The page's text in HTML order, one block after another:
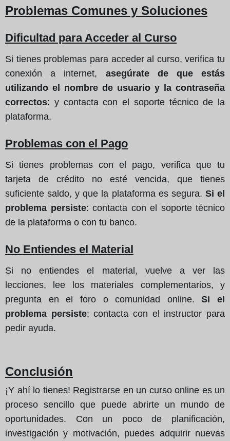
Problemas Comunes y Soluciones
Dificultad para Acceder al Curso
Si tienes problemas para acceder al curso, verifica tu
conexión a internet, asegúrate de que estás
utilizando el nombre de usuario y la contraseña
correctos: y contacta con el soporte técnico de la
plataforma.
Problemas con el Pago
Si tienes problemas con el pago, verifica que tu
tarjeta de crédito no esté vencida, que tienes
suficiente saldo, y que la plataforma es segura. Si el
problema persiste: contacta con el soporte técnico
de la plataforma o con tu banco.
No Entiendes el Material
Si no entiendes el material, vuelve a ver las
lecciones, lee los materiales complementarios, y
pregunta en el foro o comunidad online.Si el
problema persiste: contacta con el instructor para
pedir ayuda.
Conclusión
¡Y ahí lo tienes! Registrarse en un curso online es un
proceso sencillo que puede abrirte un mundo de
oportunidades. Con un poco de planificación,
investigación y motivación, puedes adquirir nuevas